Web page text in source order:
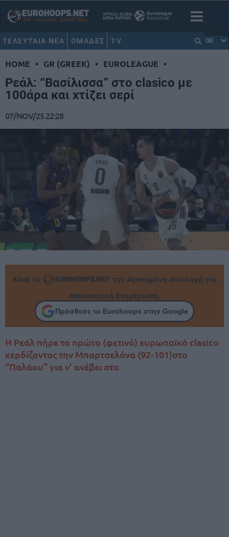
ΤΕΛΕΥΤΑΙΑ ΝΕΑ ΟΜΑΔΕΣ TV GR
HOME • GR (GREEK) • EUROLEAGUE •
Ρεάλ: “Βασίλισσα” στο clasico με
100άρα και χτίζει σερί
07/NOV/25 22:28
Κάνε το
την Αγαπημένη σου πηγή για
Μπασκετική Ενημέρωση.
Πρόσθεσε το Eurohoops στην Google
Η Ρεάλ πήρε το πρώτο (φετινό) ευρωπαϊκό clasico
κερδίζοντας την Μπαρτσελόνα (92-101)στο
“Παλάου” για ν’ ανέβει στο